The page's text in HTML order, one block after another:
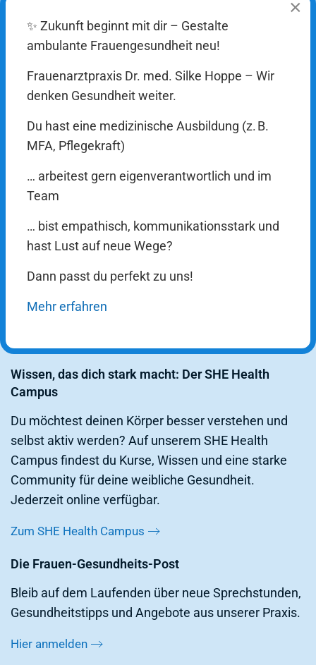
Mikronährstoffe
und deinen Lifestyle wirklich versteht. Damit du fit,
klar und voller Energie bleibst.
Mehr erfahren
Schmerzen aushalten? Musst du nicht. Leidest du
Nackenschmerzen? Machen dir Migräne, Allergien
oder Regelschmerzen das Leben schwer? Mit der
Axomera-Therapie bieten wir dir ein innovatives,
sanftes Verfahren, das genau dort ansetzt, wo der
Schmerz entsteht. Wir setzen auf gezielte
Regeneration statt reiner Symptombekämpfung.
Mehr erfahren & Ablauf
Wissen, das dich stark macht: Der SHE Health
Campus
Du möchtest deinen Körper besser verstehen und
selbst aktiv werden? Auf unserem SHE Health
Campus findest du Kurse, Wissen und eine starke
Community für deine weibliche Gesundheit.
Jederzeit online verfügbar.
Zum SHE Health Campus
Die Frauen-Gesundheits-Post
Bleib auf dem Laufenden über neue Sprechstunden,
Gesundheitstipps und Angebote aus unserer Praxis.
Hier anmelden
×
✨ Zukunft beginnt mit dir – Gestalte
ambulante Frauengesundheit neu!
Frauenarztpraxis Dr. med. Silke Hoppe – Wir
denken Gesundheit weiter.
Du hast eine medizinische Ausbildung (z. B.
MFA, Pflegekraft)
… arbeitest gern eigenverantwortlich und im
Team
… bist empathisch, kommunikationsstark und
hast Lust auf neue Wege?
Dann passt du perfekt zu uns!
Mehr erfahren